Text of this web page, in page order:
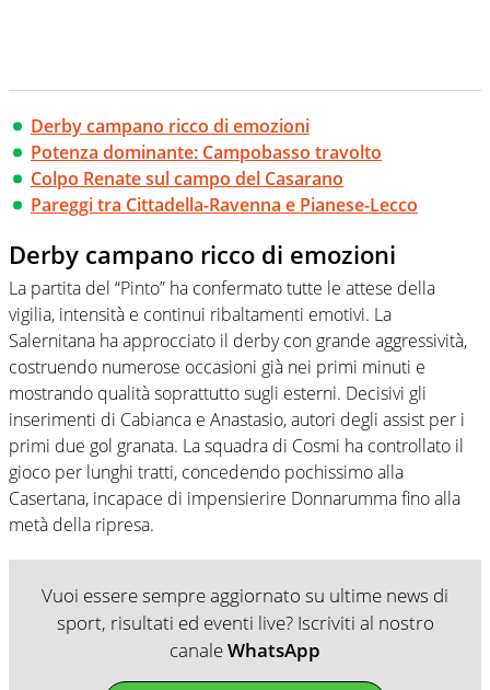
Derby campano ricco di emozioni
Potenza dominante: Campobasso travolto
Colpo Renate sul campo del Casarano
Pareggi tra Cittadella-Ravenna e Pianese-Lecco
Derby campano ricco di emozioni
La partita del “Pinto” ha confermato tutte le attese della
vigilia, intensità e continui ribaltamenti emotivi. La
Salernitana ha approcciato il derby con grande aggressività,
costruendo numerose occasioni già nei primi minuti e
mostrando qualità soprattutto sugli esterni. Decisivi gli
inserimenti di Cabianca e Anastasio, autori degli assist per i
primi due gol granata. La squadra di Cosmi ha controllato il
gioco per lunghi tratti, concedendo pochissimo alla
Casertana, incapace di impensierire Donnarumma fino alla
metà della ripresa.
Vuoi essere sempre aggiornato su ultime news di
sport, risultati ed eventi live? Iscriviti al nostro
canaleWhatsApp